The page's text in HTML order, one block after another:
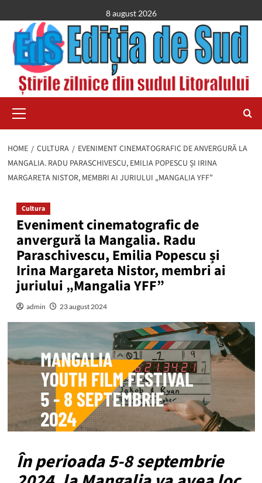
to
content
8 august 2026
Menu
HOME CULTURA
EVENIMENT CINEMATOGRAFIC DE ANVERGURĂ LA
MANGALIA. RADU PARASCHIVESCU, EMILIA POPESCU ȘI IRINA
MARGARETA NISTOR, MEMBRI AI JURIULUI „MANGALIA YFF”
Cultura
Eveniment cinematografic de
anvergură la Mangalia. Radu
Paraschivescu, Emilia Popescu și
Irina Margareta Nistor, membri ai
juriului „Mangalia YFF”
admin 23 august 2024
În perioada 5-8 septembrie